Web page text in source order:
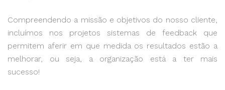
Compreendendo a missão e objetivos do nosso cliente,
incluímos nos projetos sistemas de feedback que
permitem aferir em que medida os resultados estão a
melhorar, ou seja, a organização está a ter mais
sucesso!